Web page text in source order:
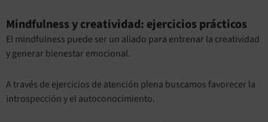
Mindfulness y creatividad: ejercicios prácticos
El mindfulness puede ser un aliado para entrenar la creatividad
y generar bienestar emocional.
A través de ejercicios de atención plena buscamos favorecer la
introspección y el autoconocimiento.